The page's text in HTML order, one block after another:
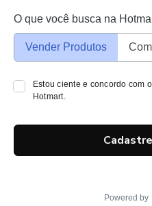
O que você busca na
Vender Produtos
Estou ciente e concordo com
Hotmart.
Powered by